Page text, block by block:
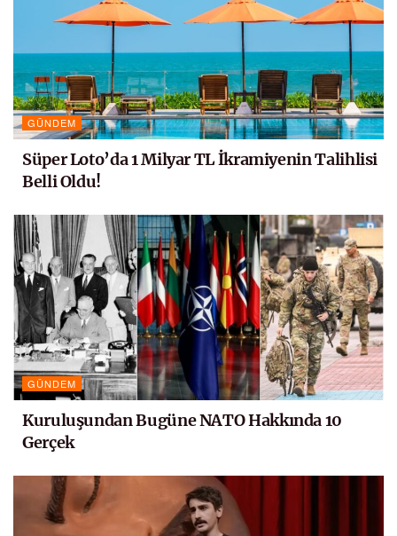
GÜNDEM
Süper Loto’da 1 Milyar TL İkramiyenin Talihlisi
Belli Oldu!
GÜNDEM
Kuruluşundan Bugüne NATO Hakkında 10
Gerçek